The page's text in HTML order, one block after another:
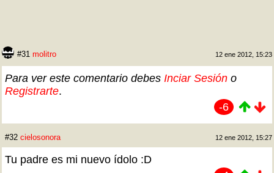
#31 molitro 12 ene 2012, 15:23
Para ver este comentario debes Inciar Sesión o
Registrarte.
-6
#32 cielosonora 12 ene 2012, 15:27
Tu padre es mi nuevo ídolo :D